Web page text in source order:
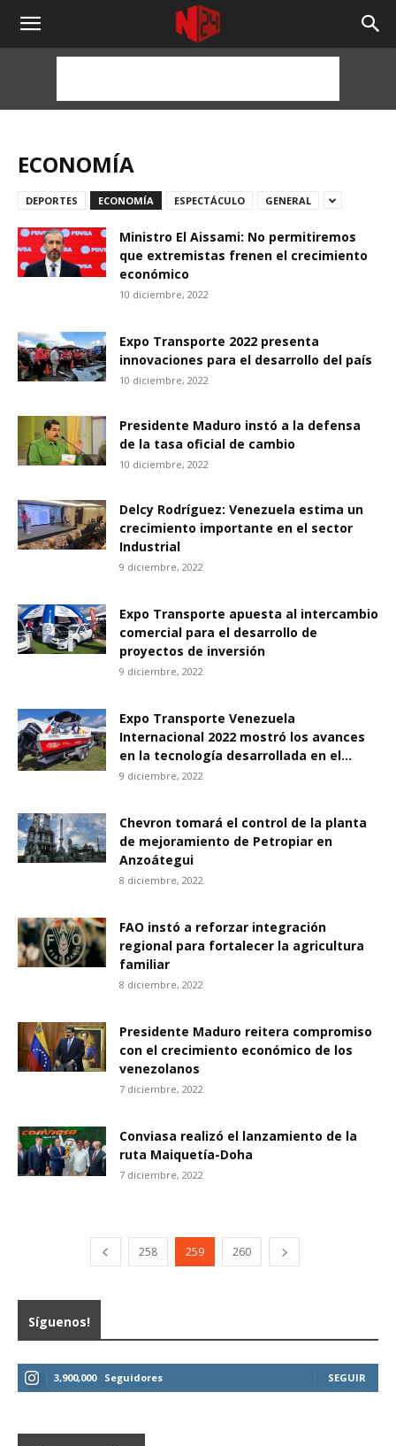
NOTICIAS
HORAS
ECONOMÍA
DEPORTES ECONOMÍA ESPECTÁCULO GENERAL
Ministro El Aissami: No permitiremos
que extremistas frenen el crecimiento
económico
10 diciembre, 2022
Expo Transporte 2022 presenta
innovaciones para el desarrollo del país
10 diciembre, 2022
Presidente Maduro instó a la defensa
de la tasa oficial de cambio
10 diciembre, 2022
Delcy Rodríguez: Venezuela estima un
crecimiento importante en el sector
Industrial
9 diciembre, 2022
Expo Transporte apuesta al intercambio
comercial para el desarrollo de
proyectos de inversión
9 diciembre, 2022
Expo Transporte Venezuela
Internacional 2022 mostró los avances
en la tecnología desarrollada en el...
9 diciembre, 2022
Chevron tomará el control de la planta
de mejoramiento de Petropiar en
Anzoátegui
8 diciembre, 2022
FAO instó a reforzar integración
regional para fortalecer la agricultura
familiar
8 diciembre, 2022
Presidente Maduro reitera compromiso
con el crecimiento económico de los
venezolanos
7 diciembre, 2022
Conviasa realizó el lanzamiento de la
ruta Maiquetía-Doha
7 diciembre, 2022
258 259 260
Síguenos!
3,900,000 Seguidores SEGUIR